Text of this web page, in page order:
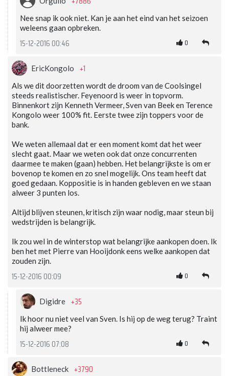
Nee snap ik ook niet. Kan je aan het eind van het seizoen
weleens gaan opbreken.
15-12-2016 00:46 0
EricKongolo +1
Als we dit doorzetten wordt de droom van de Coolsingel
steeds realistischer. Feyenoord is weer in topvorm.
Binnenkort zijn Kenneth Vermeer, Sven van Beek en Terence
Kongolo weer 100% fit. Eerste twee zijn toppers voor de
bank.
We weten allemaal dat er een moment komt dat het weer
slecht gaat. Maar we weten ook dat onze concurrenten
daarmee te maken (gaan) hebben. Het belangrijkste is om er
bovenop te komen en zo snel mogelijk. Ons team heeft dat
goed gedaan. Koppositie is in handen gebleven en we staan
alweer 3 punten los.
Altijd blijven steunen, kritisch zijn waar nodig, maar steun bij
wedstrijden is belangrijk.
Ik zou wel in de winterstop wat belangrijke aankopen doen. Ik
ben het met Pierre van Hooijdonk eens welke aankopen dat
zouden zijn.
15-12-2016 00:09 0
Digidre +35
Ik hoor nu niet veel van Sven. Is hij op de weg terug? Traint
hij alweer mee?
15-12-2016 07:08 0
Bottleneck +3790